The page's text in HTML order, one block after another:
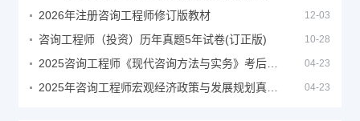
2026年注册咨询工程师修订版教材 12-03
咨询工程师（投资）历年真题5年试卷(订正版) 10-28
04-23
04-23